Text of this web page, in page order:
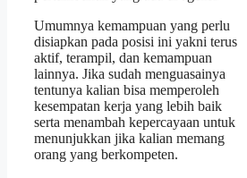
Umumnya kemampuan yang perlu
disiapkan pada posisi ini yakni terus
aktif, terampil, dan kemampuan
lainnya. Jika sudah menguasainya
tentunya kalian bisa memperoleh
kesempatan kerja yang lebih baik
serta menambah kepercayaan untuk
menunjukkan jika kalian memang
orang yang berkompeten.